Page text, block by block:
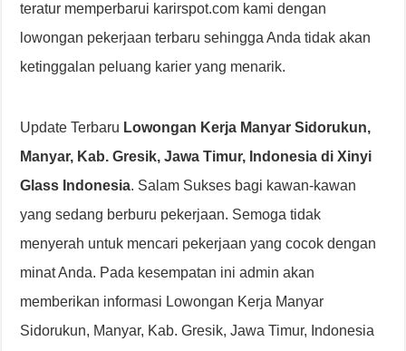
teratur memperbarui karirspot.com kami dengan
lowongan pekerjaan terbaru sehingga Anda tidak akan
ketinggalan peluang karier yang menarik.
Update Terbaru Lowongan Kerja Manyar Sidorukun,
Manyar, Kab. Gresik, Jawa Timur, Indonesia di Xinyi
Glass Indonesia. Salam Sukses bagi kawan-kawan
yang sedang berburu pekerjaan. Semoga tidak
menyerah untuk mencari pekerjaan yang cocok dengan
minat Anda. Pada kesempatan ini admin akan
memberikan informasi Lowongan Kerja Manyar
Sidorukun, Manyar, Kab. Gresik, Jawa Timur, Indonesia